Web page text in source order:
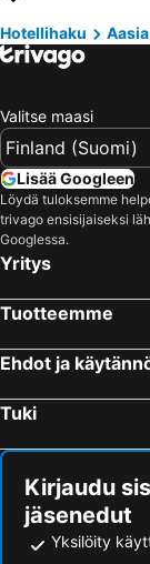
Hotellit – Espanja
Hotellit – Lofoten
Hotellit – Ylläs
Hotellit – Kroatia
Hotellihaku Aasia
Valitse maasi
Lisää Googleen
Löydä tuloksemme
trivago ensisijaiseksi
Googlessa.
Yritys
Tuotteemme
Ehdot ja
Tuki
Kirjaudu
jäsenedut
Yksilöity